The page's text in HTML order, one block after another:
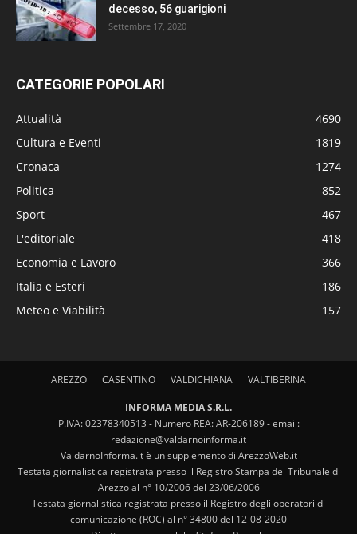
decesso, 56 guarigioni
Settembre 17, 2020
CATEGORIE POPOLARI
Attualità
4690
Cultura e Eventi
1819
Cronaca
1274
Politica
852
Sport
467
L'editoriale
418
Economia e Lavoro
366
Italia e Esteri
186
Meteo e Viabilità
157
AREZZO CASENTINO VALDICHIANA VALTIBERINA
INFORMA MEDIA S.R.L.
P.IVA: 02378340513 - Numero REA: AR-206189 - email:
redazione@valdarnoinforma.it
ValdarnoInforma.it è un supplemento di ArezzoWeb.it
Testata giornalistica registrata presso il Registro Stampa del Tribunale di
Arezzo al n° 10/2006 del 23/06/2006
Testata giornalistica registrata presso il Registro degli operatori di
comunicazione (ROC) al n° 34800 del 12-08-2020